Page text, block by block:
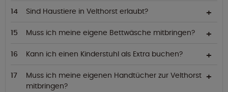
Sind Haustiere in Velthorst erlaubt?
Muss ich meine eigene Bettwäsche mitbringen?
Kann ich einen Kinderstuhl als Extra buchen?
Muss ich meine eigenen Handtücher zur Velthorst
mitbringen?